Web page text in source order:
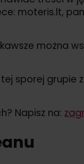
moteris.lt,
można
sporej grupie
Napisz na: